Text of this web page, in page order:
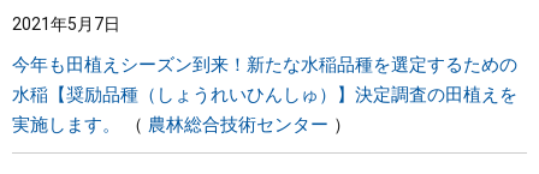
2021年5月7日
今年も田植えシーズン到来！新たな水稲品種を選定するための
水稲【奨励品種（しょうれいひんしゅ）】決定調査の田植えを
実施します。
農林総合技術センター